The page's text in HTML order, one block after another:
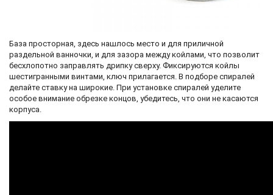
База просторная, здесь нашлось место и для приличной
раздельной ванночки, и для зазора между койлами, что позволит
бесхлопотно заправлять дрипку сверху. Фиксируются койлы
шестигранными винтами, ключ прилагается. В подборе спиралей
делайте ставку на широкие. При установке спиралей уделите
особое внимание обрезке концов, убедитесь, что они не касаются
корпуса.